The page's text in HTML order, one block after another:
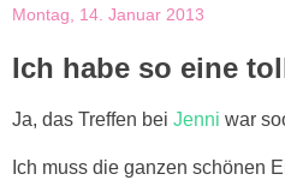
Montag, 14. Januar 2013
Ich habe so eine
Ja, das Treffen bei Jenni war
Ich muss die ganzen schönen